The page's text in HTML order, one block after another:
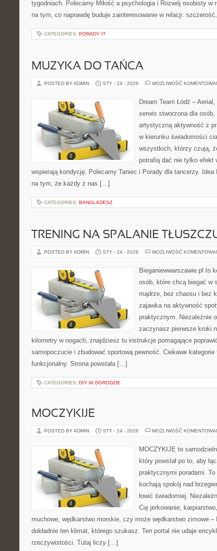
tygodniach. Polecamy Miłość a psychologia i Rozwój osobisty w
na tym, co naprawdę buduje zainteresowanie w relacji:
CATEGORIES: PORADY IT
MUZYKA DO TAŃCA
POSTED BY ADMIN STY - 24 - 2026 MOŻLIWOŚĆ
Dream Team Łódź –
serwis stworzona dla
artystyczną aktywność z
w kierunku świadomości
wszystkich, którzy czują,
potrafią dać nie tylko efekt
wspierają kondycję. Polecamy Taniec i Porady dla tancerzy. Idea
na tym, że każdy z nas […]
CATEGORIES: BANGLADESZ
TRENING NA SPALANIE
POSTED BY ADMIN STY - 24 - 2026 MOŻLIWOŚĆ
Bieganiewwarszawie.pl to
osób, które chcą biegać w
mądrze, bez chaosu i bez
zajawka na aktywność
praktycznym. Niezależnie
zaczynasz pierwsze kroki
kilometry w nogach, znajdziesz tu instrukcje pomagające
samopoczucie i zbudować sportową pewność. Ciekawe kategorie
funkcjonalny. Strona powstała […]
CATEGORIES: DIY W OGRODZIE
MOCZYKIJE
POSTED BY ADMIN STY - 24 - 2026 MOŻLIWOŚĆ
MOCZYKIJE to
który powstał po to, aby
praktycznymi poradami.
kochają spokój nad
łowić świadomiej.
Cię jerkowanie,
muchowe, wędkarstwo morskie, czy może wędkarstwo zimowe
dokładnie ten klimat, którego szukasz. Ten portal nie udaje
rzeczywistości. Tutaj liczy […]